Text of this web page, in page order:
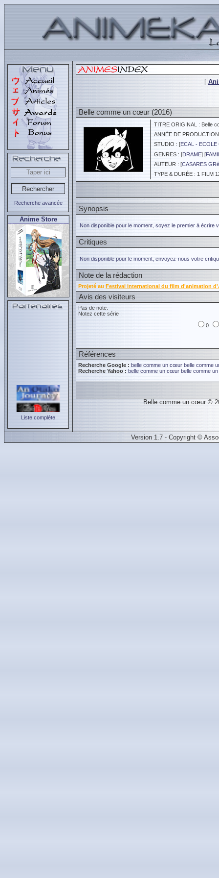
Recherche avancée
Anime Store
Liste complète
[
Belle comme un cœur (2016)
TITRE ORIGINAL : Belle
ANNÉE DE
STUDIO : [ECAL - ECOLE
GENRES : [DRAME] [
AUTEUR : [CASARES
TYPE & DURÉE : 1 FILM
Synopsis
Non disponible pour le moment, soyez le premier à écrire
Critiques
Non disponible pour le moment, envoyez-nous votre
Note de la rédaction
Projeté au Festival international du film d'animation
Avis des visiteurs
Pas de note.
Notez cette série :
0
Références
Recherche Google : belle comme un cœur belle comme
Recherche Yahoo : belle comme un cœur belle comme
Belle comme un cœur ©
Version 1.7 - Copyright ©